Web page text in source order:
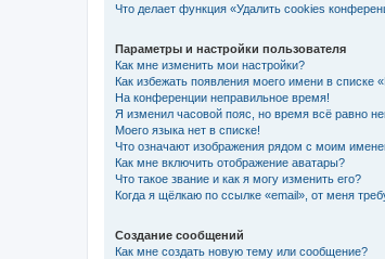
Что делает функция «Удалить cookies
Параметры и настройки пользователя
Как мне изменить мои настройки?
Как избежать появления моего имени в списке
На конференции неправильное время!
Я изменил часовой пояс, но время всё равно
Моего языка нет в списке!
Что означают изображения рядом с моим
Как мне включить отображение аватары?
Что такое звание и как я могу изменить его?
Когда я щёлкаю по ссылке «email», от меня
Создание сообщений
Как мне создать новую тему или сообщение?